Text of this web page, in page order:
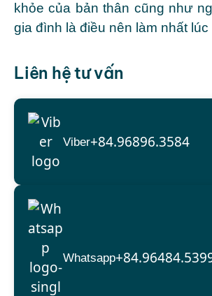
khỏe của bản thân cũng như
gia đình là điều nên làm nhất lúc
Liên hệ tư vấn
Viber+84.96896.3584
Whatsapp